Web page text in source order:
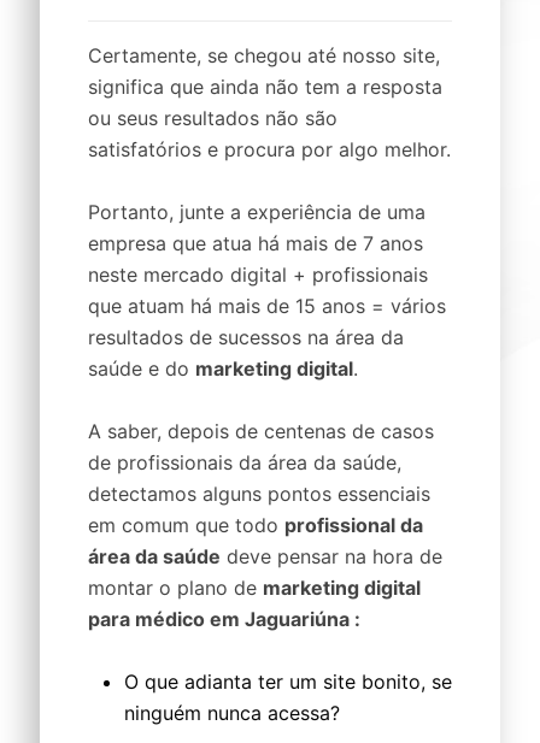
Certamente, se chegou até nosso site,
significa que ainda não tem a resposta
ou seus resultados não são
satisfatórios e procura por algo melhor.
Portanto, junte a experiência de uma
empresa que atua há mais de 7 anos
neste mercado digital + profissionais
que atuam há mais de 15 anos = vários
resultados de sucessos na área da
saúde e do marketing digital.
A saber, depois de centenas de casos
de profissionais da área da saúde,
detectamos alguns pontos essenciais
em comum que todo profissional da
área da saúde deve pensar na hora de
montar o plano de marketing digital
para médico em Jaguariúna :
O que adianta ter um site bonito, se
ninguém nunca acessa?